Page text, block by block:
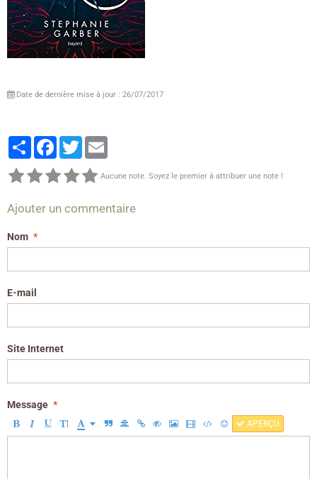
Date de dernière mise à jour : 26/07/2017
PartagerFacebook
Twitter
Aucune note. Soyez le premier à attribuer une note !
Ajouter un commentaire
Nom
E-mail
Site Internet
Message
APERÇU